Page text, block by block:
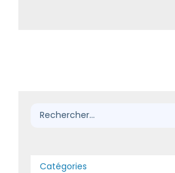
Rechercher:
Catégories